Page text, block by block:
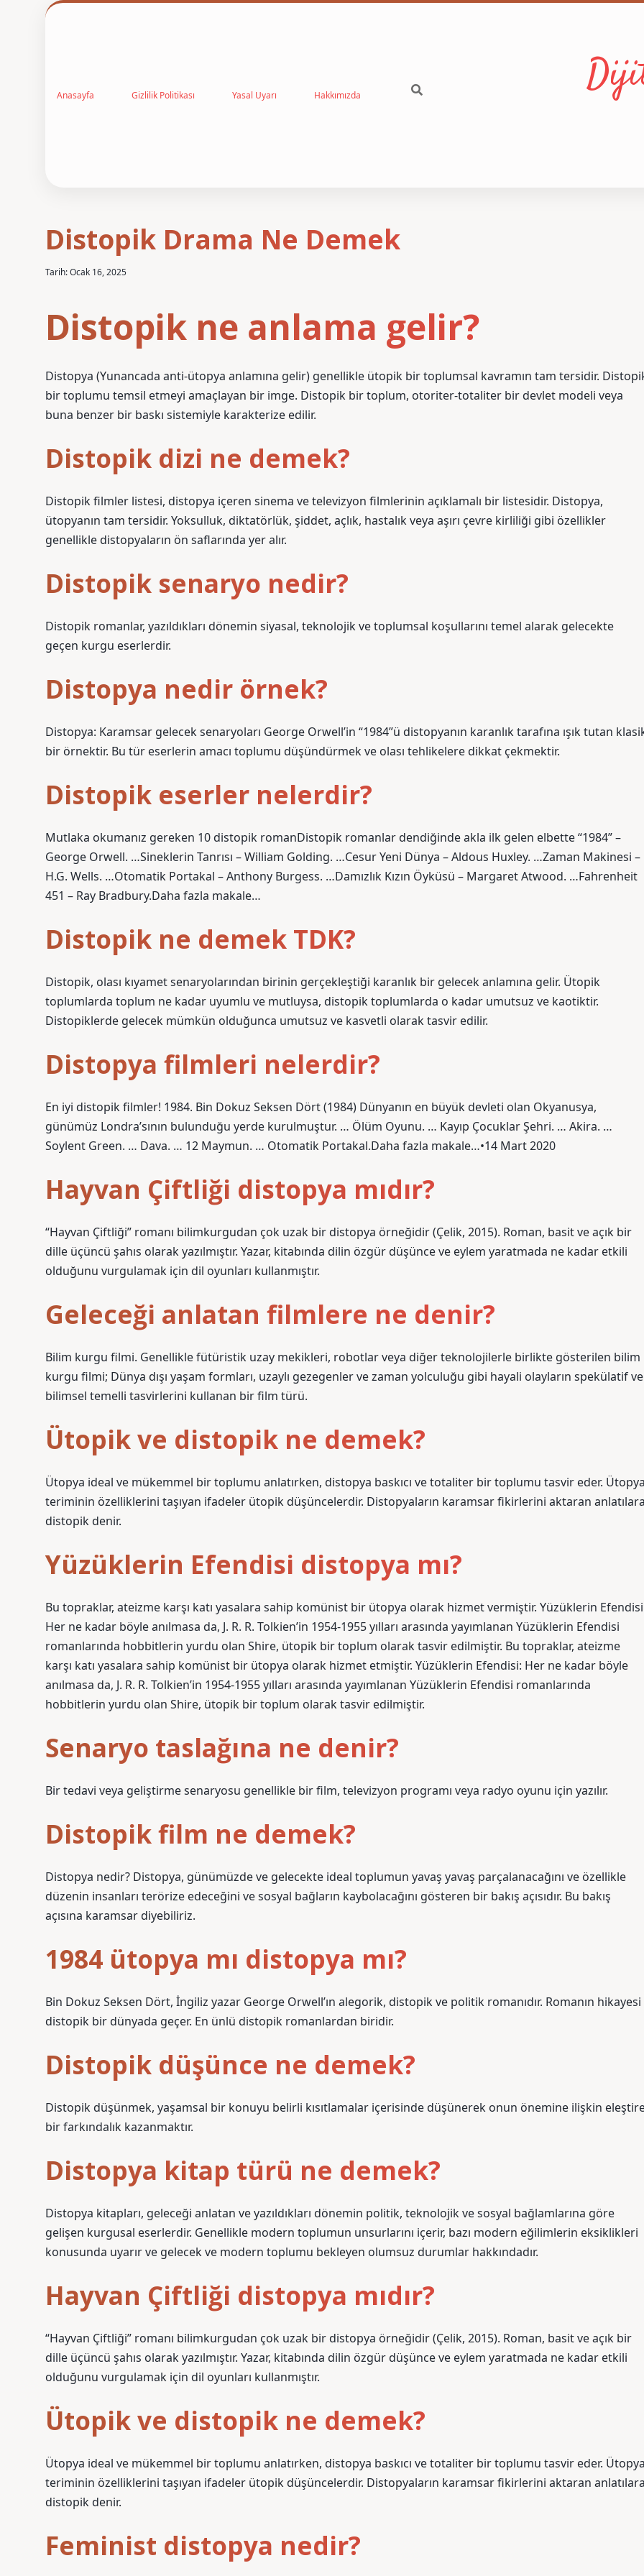
Anasayfa Gizlilik Politikası Yasal Uyarı Hakkımızda
Distopik Drama Ne Demek
Tarih: Ocak 16, 2025
Distopik ne anlama gelir?
Distopya (Yunancada anti-ütopya anlamına gelir) genellikle ütopik bir toplumsal kavramın tam tersidir.
bir toplumu temsil etmeyi amaçlayan bir imge. Distopik bir toplum, otoriter-totaliter bir devlet modeli veya
buna benzer bir baskı sistemiyle karakterize edilir.
Distopik dizi ne demek?
Distopik filmler listesi, distopya içeren sinema ve televizyon filmlerinin açıklamalı bir listesidir. Distopya,
ütopyanın tam tersidir. Yoksulluk, diktatörlük, şiddet, açlık, hastalık veya aşırı çevre kirliliği gibi özellikler
genellikle distopyaların ön saflarında yer alır.
Distopik senaryo nedir?
Distopik romanlar, yazıldıkları dönemin siyasal, teknolojik ve toplumsal koşullarını temel alarak gelecekte
geçen kurgu eserlerdir.
Distopya nedir örnek?
Distopya: Karamsar gelecek senaryoları George Orwell’in “1984”ü distopyanın karanlık tarafına ışık tutan
bir örnektir. Bu tür eserlerin amacı toplumu düşündürmek ve olası tehlikelere dikkat çekmektir.
Distopik eserler nelerdir?
Mutlaka okumanız gereken 10 distopik romanDistopik romanlar dendiğinde akla ilk gelen elbette “1984” –
George Orwell. …Sineklerin Tanrısı – William Golding. …Cesur Yeni Dünya – Aldous Huxley. …Zaman Makinesi –
H.G. Wells. …Otomatik Portakal – Anthony Burgess. …Damızlık Kızın Öyküsü – Margaret Atwood. …Fahrenheit
451 – Ray Bradbury.Daha fazla makale…
Distopik ne demek TDK?
Distopik, olası kıyamet senaryolarından birinin gerçekleştiği karanlık bir gelecek anlamına gelir. Ütopik
toplumlarda toplum ne kadar uyumlu ve mutluysa, distopik toplumlarda o kadar umutsuz ve kaotiktir.
Distopiklerde gelecek mümkün olduğunca umutsuz ve kasvetli olarak tasvir edilir.
Distopya filmleri nelerdir?
En iyi distopik filmler! 1984. Bin Dokuz Seksen Dört (1984) Dünyanın en büyük devleti olan Okyanusya,
günümüz Londra’sının bulunduğu yerde kurulmuştur. … Ölüm Oyunu. … Kayıp Çocuklar Şehri. … Akira. …
Soylent Green. … Dava. … 12 Maymun. … Otomatik Portakal.Daha fazla makale…•14 Mart 2020
Hayvan Çiftliği distopya mıdır?
“Hayvan Çiftliği” romanı bilimkurgudan çok uzak bir distopya örneğidir (Çelik, 2015). Roman, basit ve açık bir
dille üçüncü şahıs olarak yazılmıştır. Yazar, kitabında dilin özgür düşünce ve eylem yaratmada ne kadar etkili
olduğunu vurgulamak için dil oyunları kullanmıştır.
Geleceği anlatan filmlere ne denir?
Bilim kurgu filmi. Genellikle fütüristik uzay mekikleri, robotlar veya diğer teknolojilerle birlikte gösterilen bilim
kurgu filmi; Dünya dışı yaşam formları, uzaylı gezegenler ve zaman yolculuğu gibi hayali olayların spekülatif ve
bilimsel temelli tasvirlerini kullanan bir film türü.
Ütopik ve distopik ne demek?
Ütopya ideal ve mükemmel bir toplumu anlatırken, distopya baskıcı ve totaliter bir toplumu tasvir eder.
teriminin özelliklerini taşıyan ifadeler ütopik düşüncelerdir. Distopyaların karamsar fikirlerini aktaran
distopik denir.
Yüzüklerin Efendisi distopya mı?
Bu topraklar, ateizme karşı katı yasalara sahip komünist bir ütopya olarak hizmet vermiştir. Yüzüklerin
Her ne kadar böyle anılmasa da, J. R. R. Tolkien’in 1954-1955 yılları arasında yayımlanan Yüzüklerin Efendisi
romanlarında hobbitlerin yurdu olan Shire, ütopik bir toplum olarak tasvir edilmiştir. Bu topraklar, ateizme
karşı katı yasalara sahip komünist bir ütopya olarak hizmet etmiştir. Yüzüklerin Efendisi: Her ne kadar böyle
anılmasa da, J. R. R. Tolkien’in 1954-1955 yılları arasında yayımlanan Yüzüklerin Efendisi romanlarında
hobbitlerin yurdu olan Shire, ütopik bir toplum olarak tasvir edilmiştir.
Senaryo taslağına ne denir?
Bir tedavi veya geliştirme senaryosu genellikle bir film, televizyon programı veya radyo oyunu için yazılır.
Distopik film ne demek?
Distopya nedir? Distopya, günümüzde ve gelecekte ideal toplumun yavaş yavaş parçalanacağını ve özellikle
düzenin insanları terörize edeceğini ve sosyal bağların kaybolacağını gösteren bir bakış açısıdır. Bu bakış
açısına karamsar diyebiliriz.
1984 ütopya mı distopya mı?
Bin Dokuz Seksen Dört, İngiliz yazar George Orwell’ın alegorik, distopik ve politik romanıdır. Romanın hikayesi
distopik bir dünyada geçer. En ünlü distopik romanlardan biridir.
Distopik düşünce ne demek?
Distopik düşünmek, yaşamsal bir konuyu belirli kısıtlamalar içerisinde düşünerek onun önemine ilişkin
bir farkındalık kazanmaktır.
Distopya kitap türü ne demek?
Distopya kitapları, geleceği anlatan ve yazıldıkları dönemin politik, teknolojik ve sosyal bağlamlarına göre
gelişen kurgusal eserlerdir. Genellikle modern toplumun unsurlarını içerir, bazı modern eğilimlerin eksiklikleri
konusunda uyarır ve gelecek ve modern toplumu bekleyen olumsuz durumlar hakkındadır.
Hayvan Çiftliği distopya mıdır?
“Hayvan Çiftliği” romanı bilimkurgudan çok uzak bir distopya örneğidir (Çelik, 2015). Roman, basit ve açık bir
dille üçüncü şahıs olarak yazılmıştır. Yazar, kitabında dilin özgür düşünce ve eylem yaratmada ne kadar etkili
olduğunu vurgulamak için dil oyunları kullanmıştır.
Ütopik ve distopik ne demek?
Ütopya ideal ve mükemmel bir toplumu anlatırken, distopya baskıcı ve totaliter bir toplumu tasvir eder.
teriminin özelliklerini taşıyan ifadeler ütopik düşüncelerdir. Distopyaların karamsar fikirlerini aktaran
distopik denir.
Feminist distopya nedir?